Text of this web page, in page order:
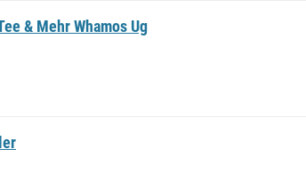
& Mehr Whamos Ug